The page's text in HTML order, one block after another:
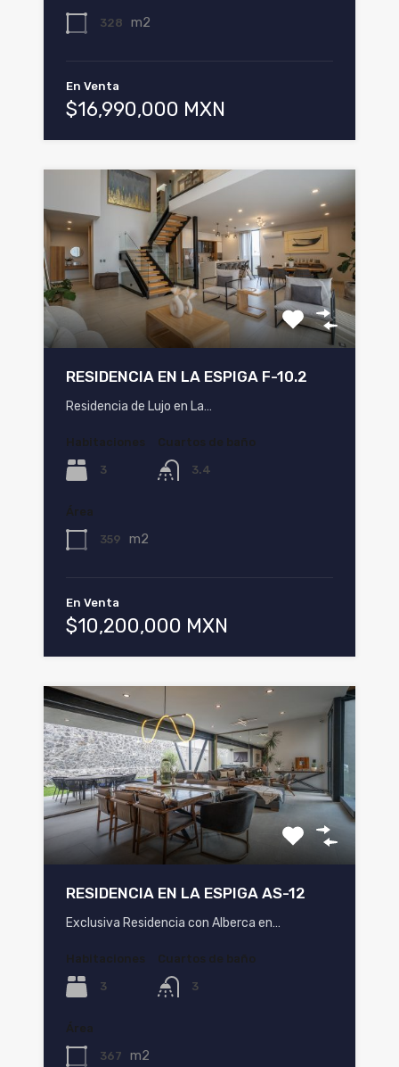
328 m2
En Venta
$16,990,000 MXN
RESIDENCIA EN LA ESPIGA F-10.2
Residencia de Lujo en La…
Habitaciones
3
Cuartos de baño
3.4
Área
359 m2
En Venta
$10,200,000 MXN
RESIDENCIA EN LA ESPIGA AS-12
Exclusiva Residencia con Alberca en…
Habitaciones
3
Cuartos de baño
3
Área
367 m2